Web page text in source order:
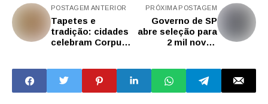
POSTAGEM ANTERIOR
Tapetes e
tradição: cidades
celebram Corpus
Presidente
Prudente, Marília e
Araçatuba
PRÓXIMA POSTAGEM
Governo de SP
abre seleção para
2 mil novos